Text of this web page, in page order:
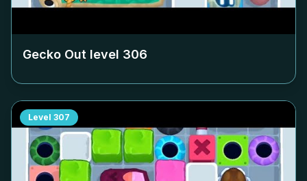
Gecko Out level 306
Level 307